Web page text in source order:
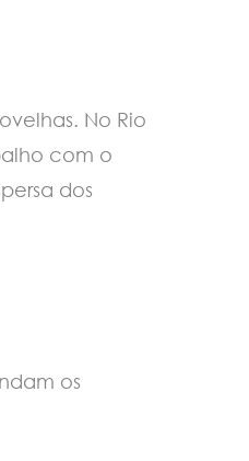
No Rio
com o
dos
os